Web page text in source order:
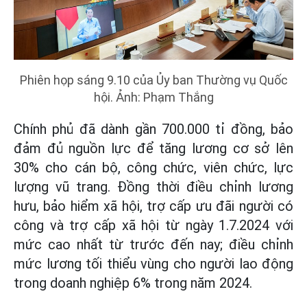
Phiên họp sáng 9.10 của Ủy ban Thường vụ Quốc
hội. Ảnh: Phạm Thắng
Chính phủ đã dành gần 700.000 tỉ đồng, bảo
đảm đủ nguồn lực để tăng lương cơ sở lên
30% cho cán bộ, công chức, viên chức, lực
lượng vũ trang. Đồng thời điều chỉnh lương
hưu, bảo hiểm xã hội, trợ cấp ưu đãi người có
công và trợ cấp xã hội từ ngày 1.7.2024 với
mức cao nhất từ trước đến nay; điều chỉnh
mức lương tối thiểu vùng cho người lao động
trong doanh nghiệp 6% trong năm 2024.